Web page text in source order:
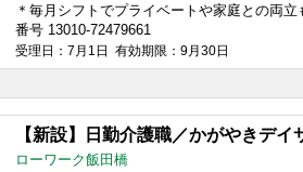
＊毎月シフトでプライベートや家庭との両
番号 13010-72479661
受理日：7月1日 有効期限：9月30日
【新設】日勤介護職／かがやきデイ
ローワーク飯田橋